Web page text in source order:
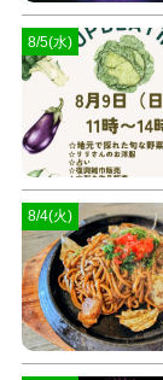
8/5(水)
8/4(火)